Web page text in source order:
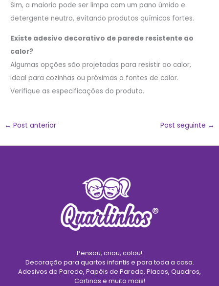
Sim, a maioria pode ser limpa com um pano úmido e
detergente neutro, evitando produtos químicos fortes.
Existe adesivo decorativo de parede resistente ao
calor?
Algumas opções são projetadas para resistir ao calor,
ideal para cozinhas ou próximas a fontes de calor.
Verifique as especificações do produto.
← Post anterior Post seguinte →
Pensou, criou, colou!
Decoração para quartos infantis e para toda a casa.
Adesivos de Parede, Papéis de Parede, Placas, Quadros,
Cortinas e muito mais!